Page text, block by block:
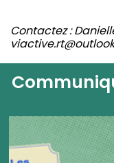
Contactez :